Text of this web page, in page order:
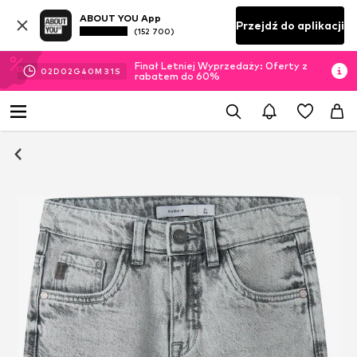
ABOUT YOU App
(152 700) Przejdź do aplikacji
02D 02 G 40M 30S
Finał Letniej Wyprzedaży: Oferty z
rabatem do 60%